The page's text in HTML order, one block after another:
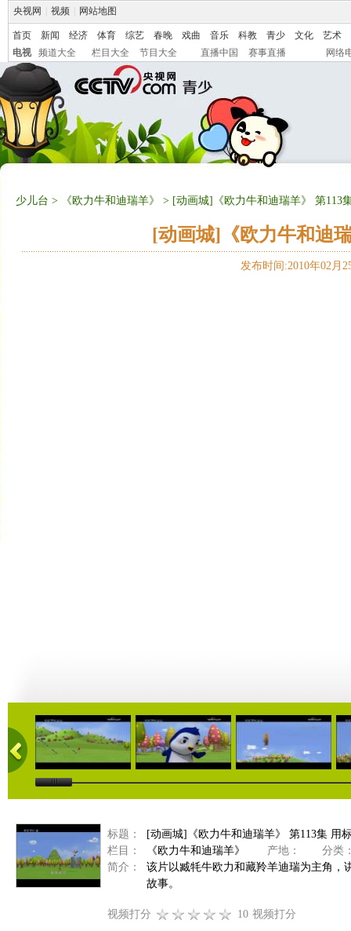
央视网 视频 网站地图
首页 新闻 经济 体育 综艺 春晚 戏曲 音乐 科教 青少 文化
艺术
电视
频道大全 栏目大全 节目大全 直播中国 赛事直播 网络
少儿台 > 《欧力牛和迪瑞羊》 > [动画城]《欧力牛和迪瑞羊》 第113
[动画城]《欧力牛和迪
发布时间:2010年02月
09:50 09:50 09:54
标题：
[动画城]《欧力牛和迪瑞羊》 第113集 用
栏目：
《欧力牛和迪瑞羊》 产地：
分类
简介：
该片以臧牦牛欧力和藏羚羊迪瑞为主角，
故事。
视频打分 10 视频打分